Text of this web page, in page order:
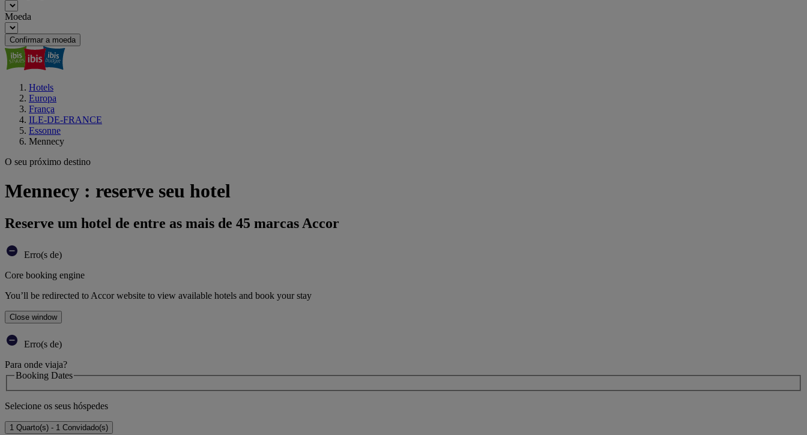
Moeda
Confirmar a moeda
Hotels
Europa
França
ILE-DE-FRANCE
Essonne
Mennecy
O seu próximo destino
Mennecy : reserve seu hotel
Reserve um hotel de entre as mais de 45 marcas Accor
Erro(s de)
Core booking engine
You’ll be redirected to Accor website to view available hotels and book your stay
Close window
Erro(s de)
Para onde viaja?
Booking Dates
Selecione os seus hóspedes
1 Quarto(s) - 1 Convidado(s)